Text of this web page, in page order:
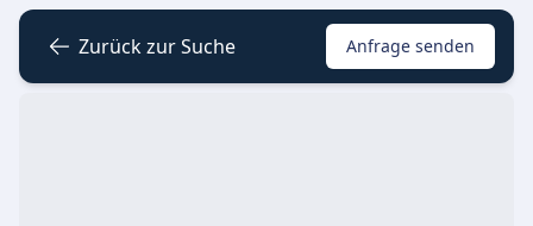
Zurück zur Suche Anfrage senden